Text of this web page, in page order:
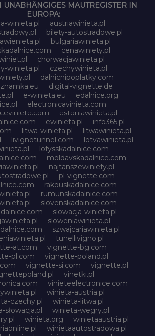
MAUTREGISTER IN
EUROPA:
winieta.pl
austriawinieta.pl
bilety-autostradowe.pl
bulgariawinieta.pl
cenawiniety.pl
chorwacjawinieta.pl
winieta.pl
czechywinieta.pl
dalnicnipoplatky.com
digital-vignette.de
e-winieta.eu
edalnice.org
electronicavinieta.com
estoniawinieta.pl
ewinieta.pl
info365.pl
litwa-winieta.pl
litwawinieta.pl
livignotunnel.com
lotvawinieta.pl
lotysskadalnice.com
moldavskadalnice.com
najtanszewiniety.pl
pl-vignette.com
rakouskadalnice.com
rumunskadalnice.com
slovenskadalnice.com
slowacja-winieta.pl
sloweniawinieta.pl
szwajcariawinieta.pl
tunellivigno.pl
at.com
vignette-bg.com
pl.com
vignette-poland.pl
vignette-si.com
vignette.pl
vinetki.pl
vinieteelectronice.com
winieta-austria.pl
czechy.pl
winieta-litwa.pl
słowacja.pl
winieta-wegry.pl
winieta.org
winietaaustria.pl
winietaautostradowa.pl